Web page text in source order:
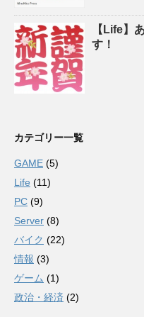
【Life】
す！
カテゴリー一覧
GAME (5)
Life (11)
PC (9)
Server (8)
バイク (22)
情報 (3)
ゲーム (1)
政治・経済 (2)